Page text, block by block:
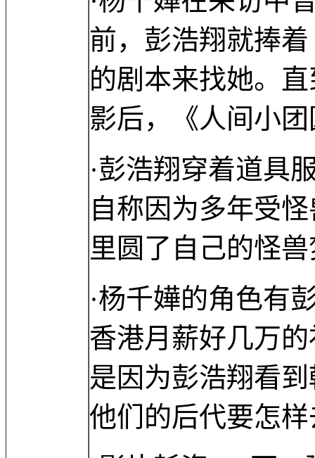
前，彭浩翔就捧
的剧本来找她。
影后，《人间小
·彭浩翔穿着道具
自称因为多年受
里圆了自己的怪
·杨千嬅的角色有
香港月薪好几万
是因为彭浩翔看
他们的后代要怎